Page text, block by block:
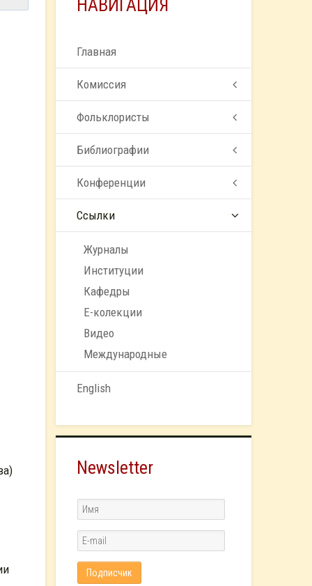
НАВИГАЦИЯ
Главная
Комиссия
Фольклористы
Библиографии
Конференции
Ссылки
Журналы
Институции
Кафедры
Е-колекции
Видео
Международные
English
Newsletter